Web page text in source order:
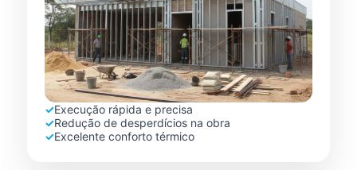
✓Execução rápida e precisa
✓Redução de desperdícios na obra
✓Excelente conforto térmico